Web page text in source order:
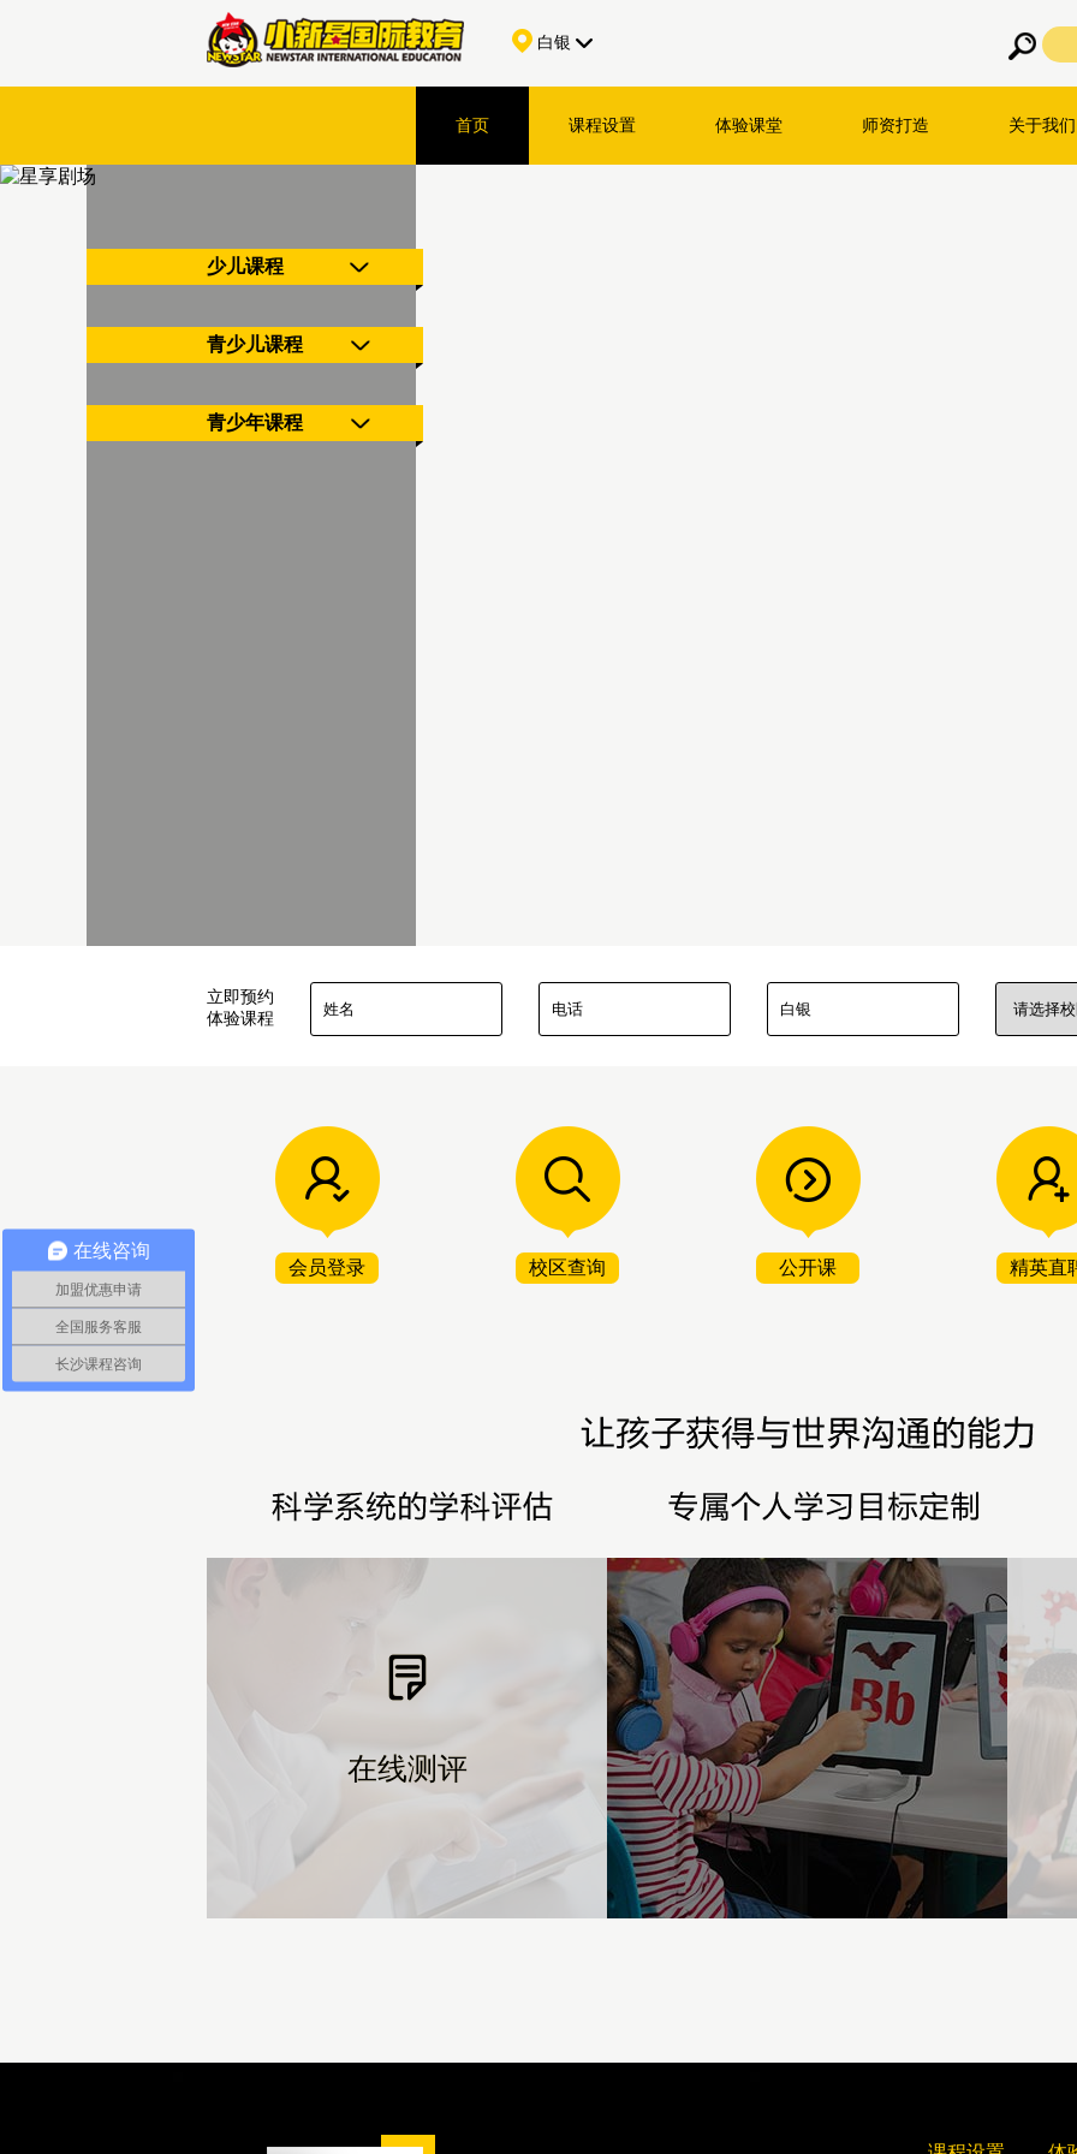
白银
首页 课程设置 体验课堂 师资打造 关于我们
少儿课程
青少儿课程
青少年课程
立即预约
体验课程
会员登录 校区查询 公开课 精英直
在线测评
在线测评
在线咨询
加盟优惠申请
全国服务客服
长沙课程咨询